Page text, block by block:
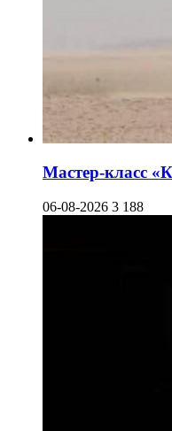
Мастер-класс
06-08-2026 3 188